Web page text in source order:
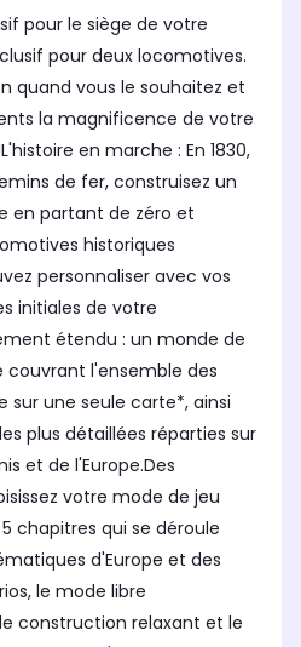
pour le siège de votre
pour deux locomotives.
quand vous le souhaitez et
la magnificence de votre
en marche : En 1830,
de fer, construisez un
en partant de zéro et
historiques
personnaliser avec vos
initiales de votre
étendu : un monde de
l'ensemble des
sur une seule carte*, ainsi
plus détaillées réparties sur
et de l'Europe.Des
votre mode de jeu
chapitres qui se déroule
d'Europe et des
le mode libre
construction relaxant et le